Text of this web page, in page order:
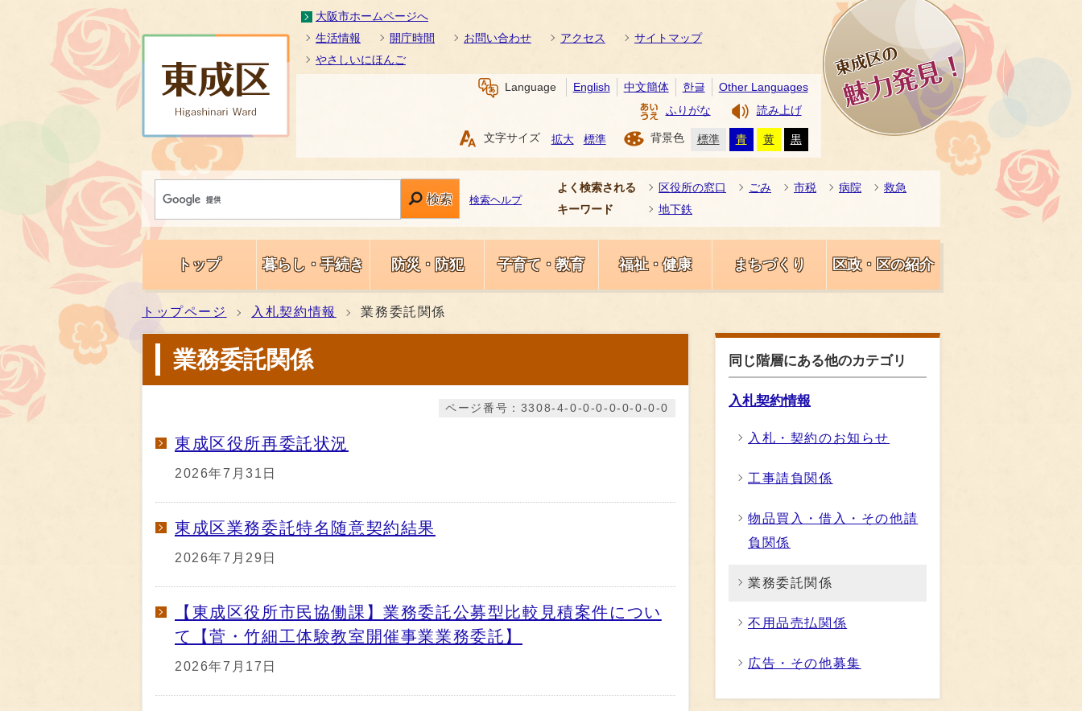
大阪市ホームページへ
生活情報
開庁時間 お問い合わせ アクセス
サイトマップ
やさしいにほんご
Language English 中文簡体 한글
Other Languages
ふりがな
読み上げ
文字サイズ 拡大 標準 背景色 標準 青 黄 黒
検索 検索ヘルプ
よく検索される
キーワード
区役所の窓口 ごみ 市税 病院
救急
地下鉄
トップ 暮らし・手続き 防災・防犯 子育て・教育 福祉・健康 まちづくり 区政・区の紹介
トップページ 入札契約情報 業務委託関係
業務委託関係
ページ番号：3308-4-0-0-0-0-0-0-0-0
東成区役所再委託状況
2026年7月31日
東成区業務委託特名随意契約結果
2026年7月29日
【東成区役所市民協働課】業務委託公募型比較見積案件につい
て【菅・竹細工体験教室開催事業業務委託】
2026年7月17日
同じ階層にある他のカテゴリ
入札契約情報
入札・契約のお知らせ
工事請負関係
物品買入・借入・その他請
負関係
業務委託関係
不用品売払関係
広告・その他募集